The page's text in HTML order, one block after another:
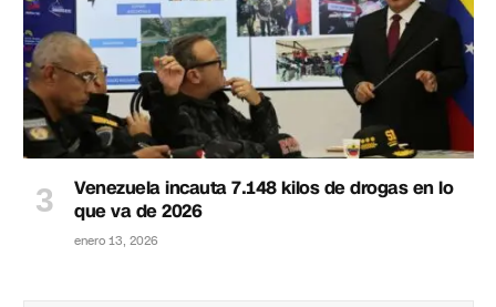
Venezuela incauta 7.148 kilos de drogas en lo
que va de 2026
enero 13, 2026